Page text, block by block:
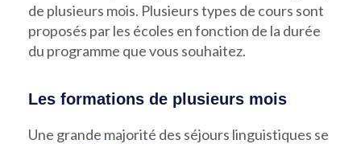
de plusieurs mois. Plusieurs types de cours sont
proposés par les écoles en fonction de la durée
du programme que vous souhaitez.
Les formations de plusieurs mois
Une grande majorité des séjours linguistiques se